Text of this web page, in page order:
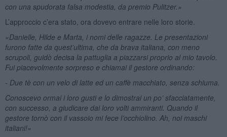
con una spudorata falsa modestia, da premio Pulitzer.»
L’approccio c’era stato, ora dovevo entrare nelle loro storie.
«Danielle, Hilde e Marta, i nomi delle ragazze. Le presentazioni
furono fatte da quest’ultima, che da brava italiana, con meno
scrupoli, guidò decisa la pattuglia a piazzarsi proprio al mio tavolo.
Fui piacevolmente sorpreso e chiamai il gestore ordinando:
- Due tè con un velo di latte ed un caffè macchiato, senza schiuma.
Conoscevo ormai i loro gusti e lo dimostrai un po’ sfacciatamente,
con successo, a giudicare dai loro volti ammiranti. Quando il
gestore tornò con il vassoio mi fece l’occhiolino. Ah, noi maschi
italiani!»